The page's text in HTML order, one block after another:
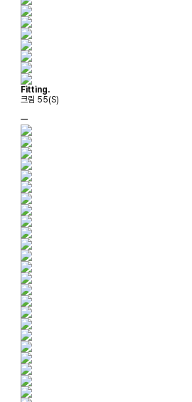
Fitting.
크림 55(S)
ㅡ